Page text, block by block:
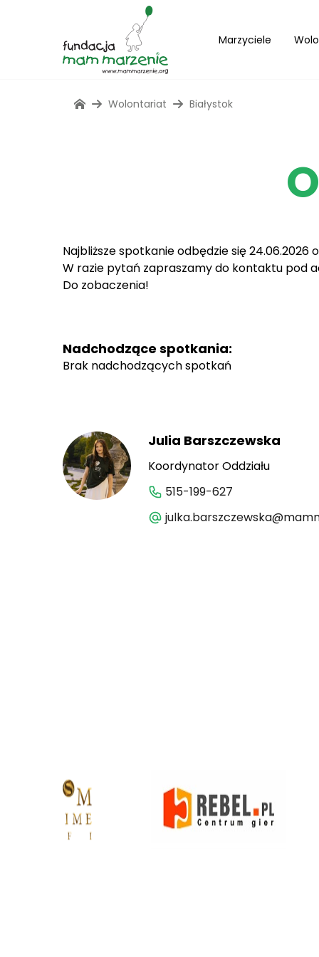
Marzyciele
Wolontariat Białystok
Najbliższe spotkanie odbędzie się 24.06.2026
W razie pytań zapraszamy do kontaktu pod
Do zobaczenia!
Nadchodzące spotkania:
Brak nadchodzących spotkań
Julia Barszczewska
Koordynator Oddziału
515-199-627